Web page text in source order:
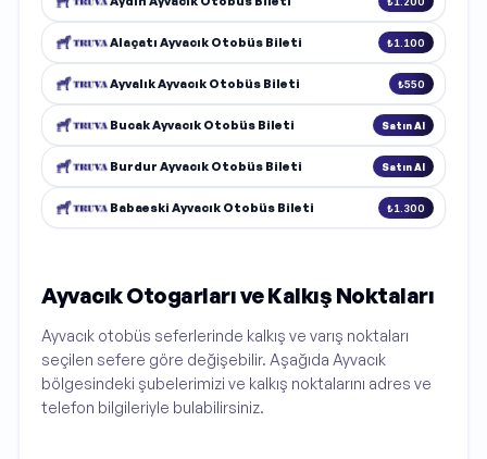
Alaçatı Ayvacık Otobüs Bileti ₺1.100
Ayvalık Ayvacık Otobüs Bileti ₺550
Bucak Ayvacık Otobüs Bileti Satın Al
Burdur Ayvacık Otobüs Bileti Satın Al
Babaeski Ayvacık Otobüs Bileti ₺1.300
Ayvacık Otogarları ve Kalkış Noktaları
Ayvacık otobüs seferlerinde kalkış ve varış noktaları
seçilen sefere göre değişebilir. Aşağıda Ayvacık
bölgesindeki şubelerimizi ve kalkış noktalarını adres ve
telefon bilgileriyle bulabilirsiniz.